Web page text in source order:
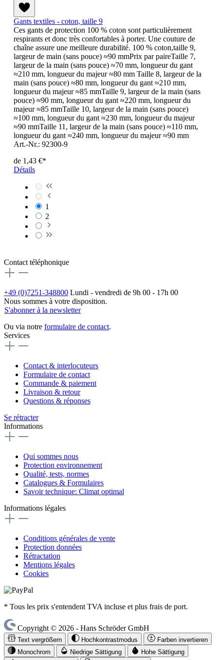
Gants textiles - coton, taille 9
Ces gants de protection 100 % coton sont particulièrement
respirants et donc très confortables à porter. Une couture de
chaîne assure une meilleure durabilité. 100 % coton,taille 9,
largeur de main (sans pouce) ≈90 mmPrix par paireTaille 7,
largeur de la main (sans pouce) ≈70 mm, longueur du gant
≈210 mm, longueur du majeur ≈80 mm Taille 8, largeur de la
main (sans pouce) ≈80 mm, longueur du gant ≈210 mm,
longueur du majeur ≈85 mmTaille 9, largeur de la main (sans
pouce) ≈90 mm, longueur du gant ≈220 mm, longueur du
majeur ≈85 mmTaille 10, largeur de la main (sans pouce)
≈100 mm, longueur du gant ≈230 mm, longueur du majeur
≈90 mmTaille 11, largeur de la main (sans pouce) ≈110 mm,
longueur du gant ≈240 mm, longueur du majeur ≈90 mm
Art.-Nr.: 92300-9
de 1,43 €*
Détails
1
2
Contact téléphonique
+49 (0)7251-348800 Lundi - vendredi de 9h 00 - 17h 00
Nous sommes à votre disposition.
S'abonner à la newsletter
Ou via notre formulaire de contact.
Services
Contact & interlocuteurs
Formulaire de contact
Commande & paiement
Livraison & retour
Questions & réponses
Se rétracter
Informations
Qui sommes nous
Protection environnement
Qualité, tests, normes
Catalogues & Formulaires
Savoir technique: Climat optimal
Informations légales
Conditions générales de vente
Protection données
Rétractation
Mentions légales
Cookies
* Tous les prix s'entendent TVA incluse et plus frais de port.
Copyright © 2026 - Hans Schröder GmbH
Text vergrößern Hochkontrastmodus
Farben invertieren
Monochrom
Niedrige Sättigung Hohe Sättigung